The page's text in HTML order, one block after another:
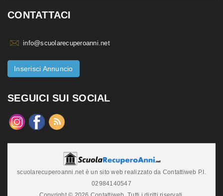
CONTATTACI
info@scuolarecuperoanni.net
Inserisci Annuncio
SEGUICI SUI SOCIAL
scuolarecuperoanni.net è un sito web realizzato da Contattiweb P.I.
02984140547